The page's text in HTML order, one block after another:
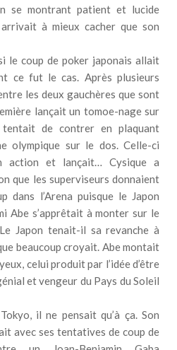
se montrant patient et lucide
à mieux cacher que son
le coup de poker japonais allait
ce fut le cas. Après plusieurs
les deux gauchères que sont
lançait un tomoe-nage sur
de contrer en plaquant
olympique sur le dos. Celle-ci
action et lançait… Cysique a
que les superviseurs donnaient
dans l’Arena puisque le Japon
Abe s’apprêtait à monter sur le
Japon tenait-il sa revanche à
beaucoup croyait. Abe montait
celui produit par l’idée d’être
et vengeur du Pays du Soleil
il ne pensait qu’à ça. Son
avec ses tentatives de coup de